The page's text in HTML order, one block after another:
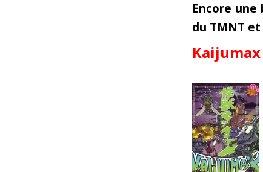
Encore une
du TMNT